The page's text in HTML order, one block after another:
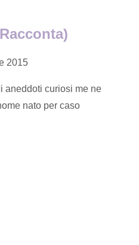
2015
aneddoti curiosi me ne
nato per caso